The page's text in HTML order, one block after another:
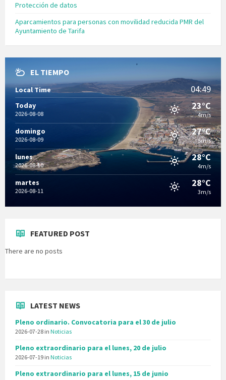
Protección de datos
Aparcamientos para personas con movilidad reducida PMR del
Ayuntamiento de Tarifa
EL TIEMPO
Local Time 04:49
Today
2026-08-08
23°C
4m/s
domingo
2026-08-09
27°C
5m/s
lunes
2026-08-10
28°C
4m/s
martes
2026-08-11
28°C
3m/s
FEATURED POST
There are no posts
LATEST NEWS
Pleno ordinario. Convocatoria para el 30 de julio
2026-07-28 in Noticias
Pleno extraordinario para el lunes, 20 de julio
2026-07-19 in Noticias
Pleno extraordinario para el lunes, 15 de junio